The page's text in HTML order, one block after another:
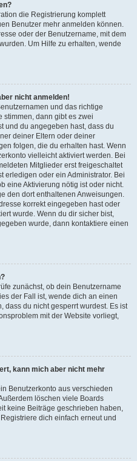
die Registrierung komplett
Benutzer mehr anmelden können.
oder der Benutzername, mit dem
Um Hilfe zu erhalten, wende
nicht anmelden!
und das richtige
stimmen, dann gibt es zwei
und du angegeben hast, dass du
deiner Eltern oder deiner
folgen, die du erhalten hast. Wenn
vielleicht aktiviert werden. Bei
Mitglieder erst freigeschaltet
erledigen oder ein Administrator. Bei
eine Aktivierung nötig ist oder nicht.
den dort enthaltenen Anweisungen.
korrekt eingegeben hast oder
wurde. Wenn du dir sicher bist,
wurde, dann kontaktiere einen
zunächst, ob dein Benutzername
der Fall ist, wende dich an einen
dass du nicht gesperrt wurdest. Es ist
mit der Website vorliegt,
kann mich aber nicht mehr
Benutzerkonto aus verschieden
löschen viele Boards
keine Beiträge geschrieben haben,
dich einfach erneut und